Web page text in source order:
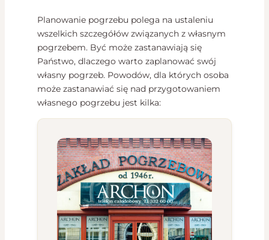
Planowanie pogrzebu polega na ustaleniu
wszelkich szczegółów związanych z własnym
pogrzebem. Być może zastanawiają się
Państwo, dlaczego warto zaplanować swój
własny pogrzeb. Powodów, dla których osoba
może zastanawiać się nad przygotowaniem
własnego pogrzebu jest kilka: